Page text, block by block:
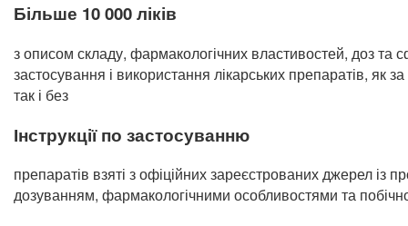
Більше 10 000 ліків
з описом складу, фармакологічних властивостей, доз та
застосування і використання лікарських препаратів, як
так і без
Інструкції по застосуванню
препаратів взяті з офіційних зареєстрованих джерел із
дозуванням, фармакологічними особливостями та